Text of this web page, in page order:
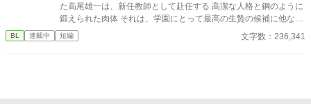
た高尾雄一は、新任教師として赴任する 高潔な人格と鋼のように
鍛えられた肉体 それは、学園にとって最高の生贄の候補に他なら
なかった 至高の筋肉を持つ、精神を削られ意志をなくした青年を
太古の神に捧げるため、“水”、“風”、“土”の信奉者達が暗躍する 意
BL 連載中 短編 文字数：236,341